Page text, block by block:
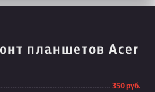
планшетов Acer
350 руб.